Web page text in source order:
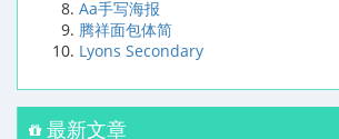
Aa手写海报
腾祥面包体简
Lyons Secondary
最新文章